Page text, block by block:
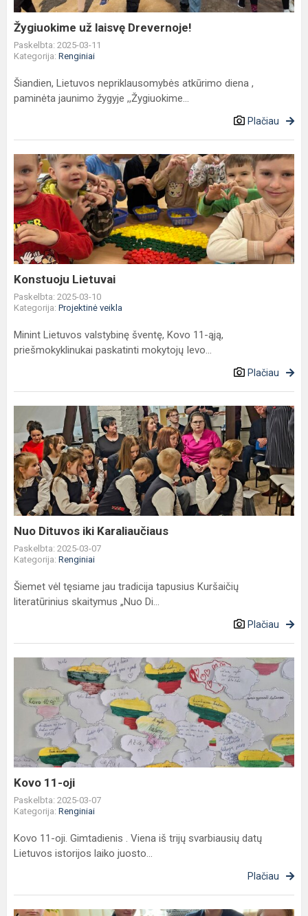
Žygiuokime už laisvę Drevernoje!
Paskelbta: 2025-03-11
Kategorija: Renginiai
Šiandien, Lietuvos nepriklausomybės atkūrimo diena ,
paminėta jaunimo žygyje ,,Žygiuokime...
Plačiau
Konstuoju
Lietuvai
Konstuoju Lietuvai
Paskelbta: 2025-03-10
Kategorija: Projektinė veikla
Minint Lietuvos valstybinę šventę, Kovo 11-ąją,
priešmokyklinukai paskatinti mokytojų Ievo...
Plačiau
Dituvos
iki
Karaliaučiaus
Nuo Dituvos iki Karaliaučiaus
Paskelbta: 2025-03-07
Kategorija: Renginiai
Šiemet vėl tęsiame jau tradicija tapusius Kuršaičių
literatūrinius skaitymus „Nuo Di...
Plačiau
oji
Kovo 11-oji
Paskelbta: 2025-03-07
Kategorija: Renginiai
Kovo 11-oji. Gimtadienis . Viena iš trijų svarbiausių datų
Lietuvos istorijos laiko juosto...
Plačiau